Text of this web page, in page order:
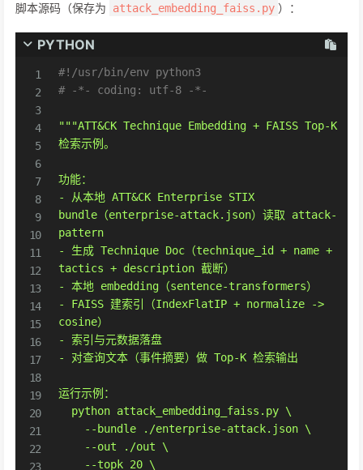
脚本源码（保存为 attack_embedding_faiss.py ）：
PYTHON
#!/usr/bin/env python3
# -*- coding: utf-8 -*-
"""ATT&CK Technique Embedding + FAISS Top-K
检索示例。
功能：
- 从本地 ATT&CK Enterprise STIX
bundle（enterprise-attack.json）读取 attack-
pattern
- 生成 Technique Doc（technique_id + name +
tactics + description 截断）
- 本地 embedding（sentence-transformers）
- FAISS 建索引（IndexFlatIP + normalize ->
cosine）
- 索引与元数据落盘
- 对查询文本（事件摘要）做 Top-K 检索输出
运行示例：